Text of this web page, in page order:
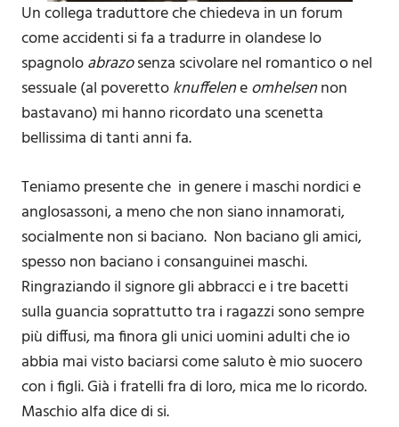
Un collega traduttore che chiedeva in un forum
come accidenti si fa a tradurre in olandese lo
spagnoloabrazosenza scivolare nel romantico o nel
sessuale (al poverettoknuffeleneomhelsennon
bastavano) mi hanno ricordato una scenetta
bellissima di tanti anni fa.
Teniamo presente che in genere i maschi nordici e
anglosassoni, a meno che non siano innamorati,
socialmente non si baciano. Non baciano gli amici,
spesso non baciano i consanguinei maschi.
Ringraziando il signore gli abbracci e i tre bacetti
sulla guancia soprattutto tra i ragazzi sono sempre
più diffusi, ma finora gli unici uomini adulti che io
abbia mai visto baciarsi come saluto è mio suocero
con i figli. Già i fratelli fra di loro, mica me lo ricordo.
Maschio alfa dice di si.